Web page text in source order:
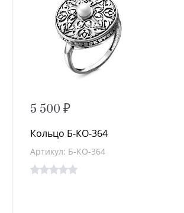
5 500 ₽
Кольцо Б-КО-364
Артикул: Б-КО-364